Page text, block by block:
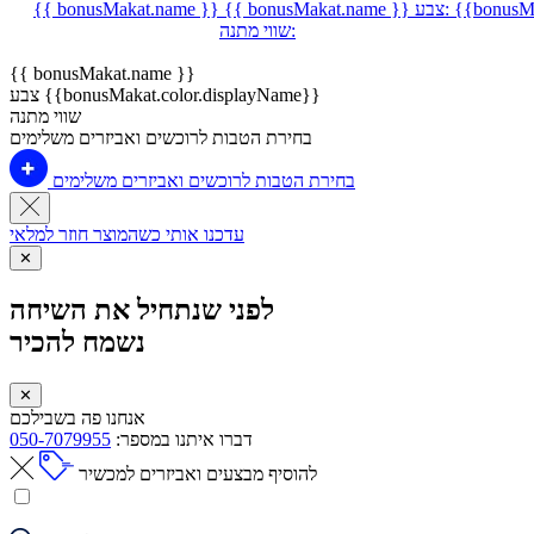
{{ bonusMakat.name }} {{ bonusMakat.name }} צבע:
שווי מתנה:
{{ bonusMakat.name }}
צבע {{bonusMakat.color.displayName}}
שווי מתנה
בחירת הטבות לרוכשים ואביזרים משלימים
בחירת הטבות לרוכשים ואביזרים משלימים
עדכנו אותי כשהמוצר חוזר למלאי
✕
לפני שנתחיל את השיחה
נשמח להכיר
✕
אנחנו פה בשבילכם
דברו איתנו במספר: 050-7079955
להוסיף מבצעים ואביזרים למכשיר